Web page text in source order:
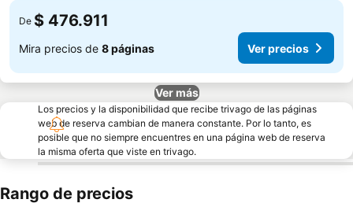
De $ 476.911
Mira precios de 8 páginas Ver precios
Ver más
Los precios y la disponibilidad que recibe trivago de las páginas
web de reserva cambian de manera constante. Por lo tanto, es
posible que no siempre encuentres en una página web de reserva
la misma oferta que viste en trivago.
Rango de precios